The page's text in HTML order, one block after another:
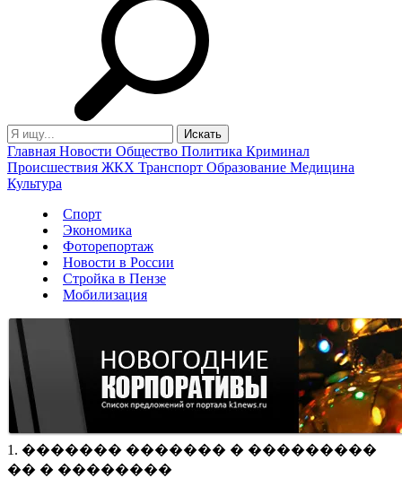
Главная Новости Общество Политика Криминал
Происшествия ЖКХ Транспорт Образование Медицина
Культура
Спорт
Экономика
Фоторепортаж
Новости в России
Стройка в Пензе
Мобилизация
1. ������� ������� � ���������
�� � ��������